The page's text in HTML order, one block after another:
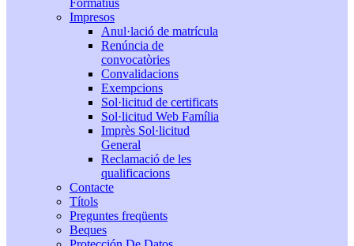
Formatius
Impresos
Anul·lació de matrícula
Renúncia de
convocatòries
Convalidacions
Exempcions
Sol·licitud de certificats
Sol·licitud Web Família
Imprès Sol·licitud
General
Reclamació de les
qualificacions
Contacte
Títols
Preguntes freqüents
Beques